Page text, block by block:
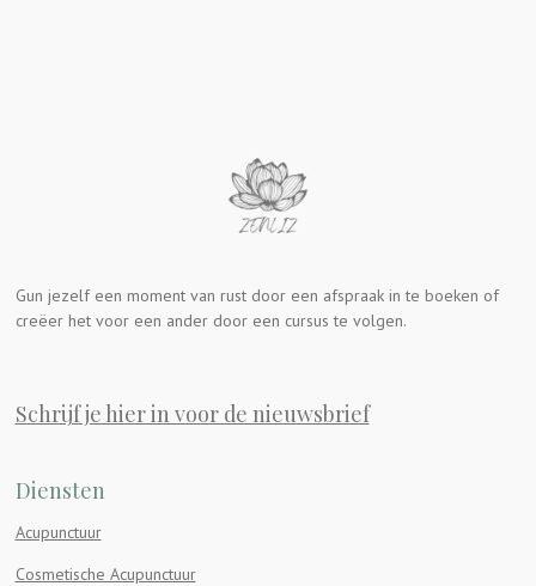
Gun jezelf een moment van rust door een afspraak in te boeken of
creëer het voor een ander door een cursus te volgen.
Schrijf je hier in voor de nieuwsbrief
Diensten
Acupunctuur
Cosmetische Acupunctuur